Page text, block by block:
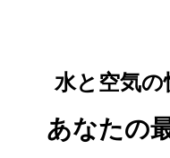
水と空気
あなたの